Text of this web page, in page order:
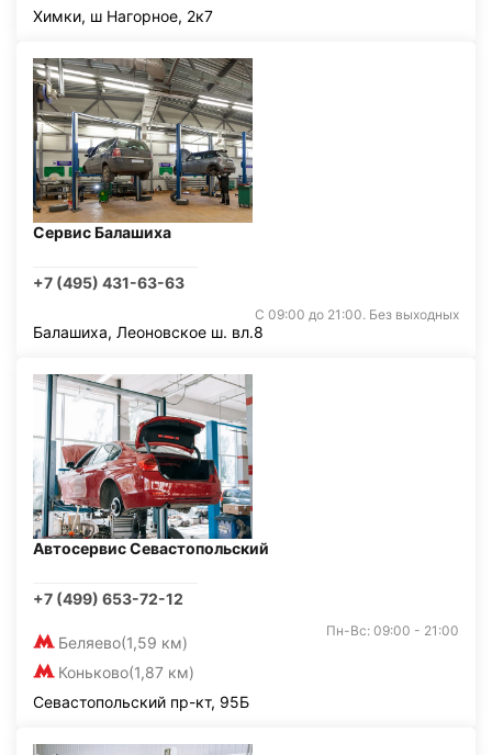
Химки, ш Нагорное, 2к7
Сервис Балашиха
+7 (495) 431-63-63
С 09:00 до 21:00. Без выходных
Балашиха, Леоновское ш. вл.8
Автосервис Севастопольский
+7 (499) 653-72-12
Беляево(1,59 км)
Коньково(1,87 км)
Пн-Вс: 09:00 - 21:00
Севастопольский пр-кт, 95Б